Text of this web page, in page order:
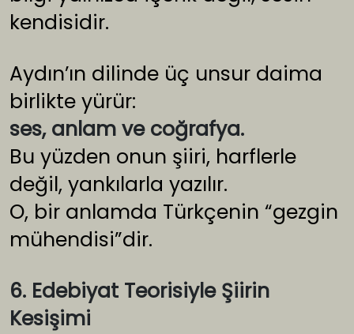
kendisidir.
Aydın’ın dilinde üç unsur daima
birlikte yürür:
ses, anlam ve coğrafya.
Bu yüzden onun şiiri, harflerle
değil, yankılarla yazılır.
O, bir anlamda Türkçenin “gezgin
mühendisi”dir.
6. Edebiyat Teorisiyle Şiirin
Kesişimi